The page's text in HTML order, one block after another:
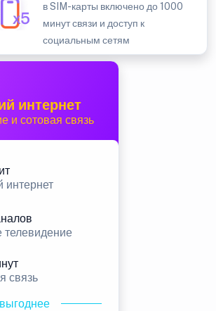
в SIM-карты включено до 1000
минут связи и доступ к
социальным сетям
интернет
и сотовая связь
связь